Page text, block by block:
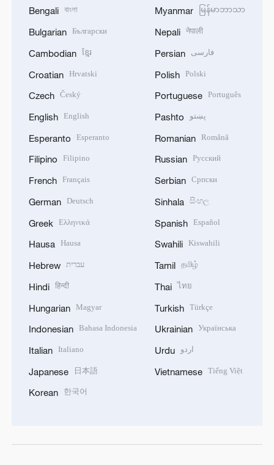
Bengali বাংলা
Bulgarian Български
Cambodian ខ្មែរ
Croatian Hrvatski
Czech Český
English English
Esperanto Esperanto
Filipino Filipino
French Français
German Deutsch
Greek Ελληνικά
Hausa Hausa
Hebrew עברית
Hindi हिन्दी
Hungarian Magyar
Indonesian Bahasa Indonesia
Italian Italiano
Japanese 日本語
Korean 한국어
Myanmar မြန်မာဘာသာ
Nepali नेपाली
Persian فارسی
Polish Polski
Portuguese Português
Pashto پښتو
Romanian Română
Russian Русский
Serbian Српски
Sinhala සිංහල
Spanish Español
Swahili Kiswahili
Tamil தமிழ்
Thai ไทย
Turkish Türkçe
Ukrainian Українська
Urdu اردو
Vietnamese Tiếng Việt